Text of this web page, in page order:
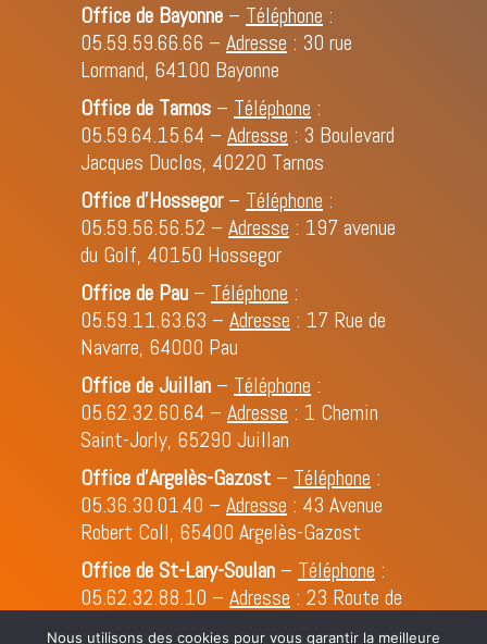
Office de Bayonne – Téléphone :
05.59.59.66.66 – Adresse : 30 rue
Lormand, 64100 Bayonne
Office de Tarnos – Téléphone :
05.59.64.15.64 – Adresse : 3 Boulevard
Jacques Duclos, 40220 Tarnos
Office d’Hossegor– Téléphone :
05.59.56.56.52 – Adresse : 197 avenue
du Golf, 40150 Hossegor
Office de Pau – Téléphone :
05.59.11.63.63 – Adresse : 17 Rue de
Navarre, 64000 Pau
Office de Juillan – Téléphone :
05.62.32.60.64 – Adresse : 1 Chemin
Saint-Jorly, 65290 Juillan
Office d'Argelès-Gazost – Téléphone :
05.36.30.01.40 – Adresse : 43 Avenue
Robert Coll, 65400 Argelès-Gazost
Office de St-Lary-Soulan – Téléphone :
05.62.32.88.10 – Adresse : 23 Route de
Nous utilisons des cookies pour vous garantir la meilleure